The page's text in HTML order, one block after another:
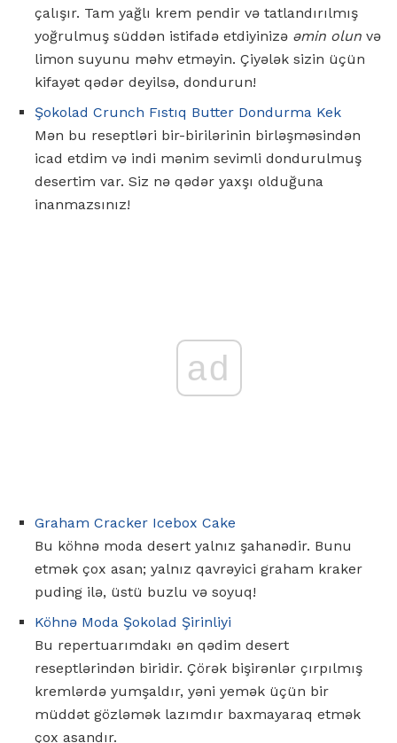
çalışır. Tam yağlı krem ​​pendir və tatlandırılmış
yoğrulmuş süddən istifadə etdiyinizə əmin olun və
limon suyunu məhv etməyin. Çiyələk sizin üçün
kifayət qədər deyilsə, dondurun!
Şokolad Crunch Fıstıq Butter Dondurma Kek
Mən bu reseptləri bir-birilərinin birləşməsindən
icad etdim və indi mənim sevimli dondurulmuş
desertim var. Siz nə qədər yaxşı olduğuna
inanmazsınız!
ad
Graham Cracker Icebox Cake
Bu köhnə moda desert yalnız şahanədir. Bunu
etmək çox asan; yalnız qavrəyici graham kraker
puding ilə, üstü buzlu və soyuq!
Köhnə Moda Şokolad Şirinliyi
Bu repertuarımdakı ən qədim desert
reseptlərindən biridir. Çörək bişirənlər çırpılmış
kremlərdə yumşaldır, yəni yemək üçün bir
müddət gözləmək lazımdır baxmayaraq etmək
çox asandır.